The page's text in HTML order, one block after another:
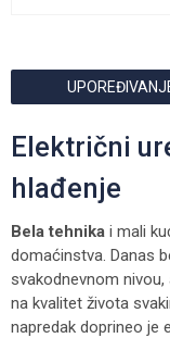
Električni
hlađenje
Bela tehnika i mali
domaćinstva. Danas
svakodnevnom
na kvalitet života
napredak doprineo je